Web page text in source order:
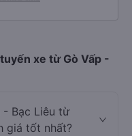
xe từ Gò Vấp -
- Bạc Liêu từ
giá tốt nhất?